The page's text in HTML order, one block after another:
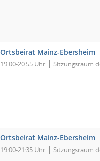
Ortsbeirat Mainz-Ebersheim
19:00-20:55 Uhr Sitzungsraum
Ortsbeirat Mainz-Ebersheim
19:00-21:35 Uhr Sitzungsraum